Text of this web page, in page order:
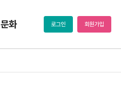
문화 로그인 회원가입